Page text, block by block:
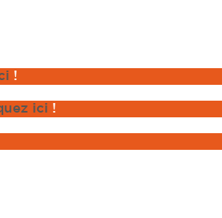
!
ici !